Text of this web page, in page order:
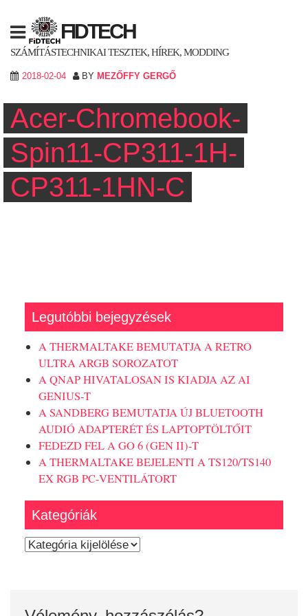
content
FIDTECH
SZÁMÍTÁSTECHNIKAI TESZTEK, HÍREK, MODDING
2018-02-04 BY MEZŐFFY GERGŐ
Acer-Chromebook-
Spin11-CP311-1H-
CP311-1HN-C
Legutóbbi bejegyzések
A THERMALTAKE BEMUTATJA A RETRO
ULTRA ARGB SOROZATOT
A QNAP HIVATALOSAN IS KIADJA AZ AI
GENIUS-T
A SANDBERG BEMUTATJA ÚJ BLUETOOTH
AUDIÓ ADAPTERÉT ÉS LAPTOPTÖLTŐIT
FEDEZD FEL A GO 6 (GEN II)-T
A THERMALTAKE BEJELENTI A TS120/TS140
EX RGB PC-VENTILÁTORT
Kategóriák
Kategóriák